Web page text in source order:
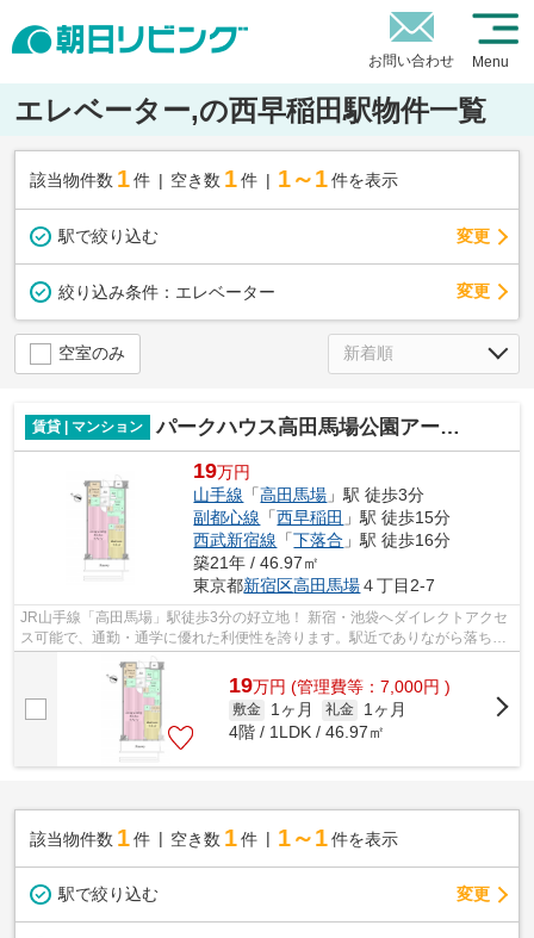
お問い合わせ Menu
エレベーター,の西早稲田駅物件一覧
該当物件数 1件 空き数 1 件 1～1 件を表示
駅で絞り込む 変更
絞り込み条件： エレベーター 変更
空室のみ
賃貸 | マンション パークハウス高田馬場公園アーバンス
19万円
山手線 「高田馬場 」駅 徒歩3分
副都心線 「西早稲田 」駅 徒歩15分
西武新宿線 「下落合 」駅 徒歩16分
築21年 / 46.97㎡
東京都新宿区高田馬場４丁目2-7
JR山手線「高田馬場」駅徒歩3分の好立地！ 新宿・池袋へダイレクトアクセ
ス可能で、通勤・通学に優れた利便性を誇ります。駅近でありながら落ち着
いた住環境が魅力の戸山口エリアに位...
19万円 (管理費等：7,000円 )
敷金 1ヶ月 礼金
1ヶ月
4階 / 1LDK / 46.97㎡
該当物件数 1件 空き数 1 件 1～1 件を表示
駅で絞り込む 変更